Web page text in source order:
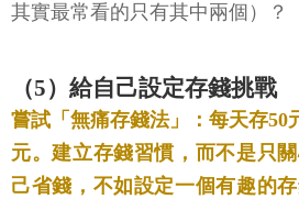
其實最常看的只有其中兩個）？
（5）給自己設定存錢挑戰
嘗試「無痛存錢法」：每天存50
元。建立存錢習慣，而不是只
己省錢，不如設定一個有趣的